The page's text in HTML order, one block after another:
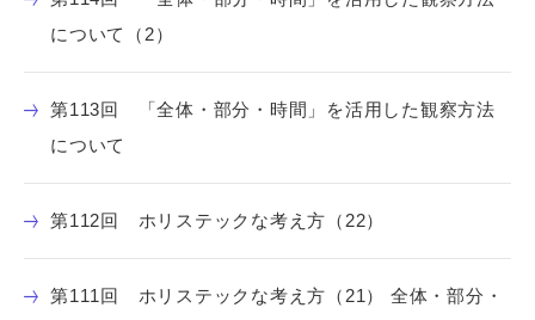
について（2）
第113回 「全体・部分・時間」を活用した観察方法
について
第112回 ホリステックな考え方（22）
第111回 ホリステックな考え方（21） 全体・部分・